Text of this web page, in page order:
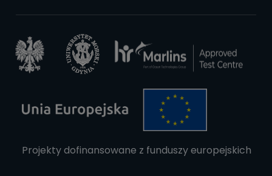
Projekty dofinansowane z funduszy europejskich